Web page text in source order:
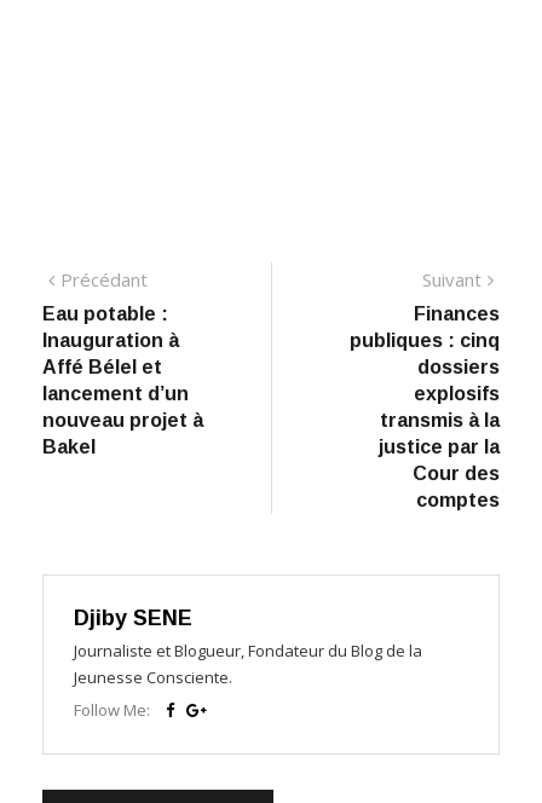
Navigation
de
l’article
PrécédantPrécédant:
Eau potable :
Inauguration à
Affé Bélel et
lancement d’un
nouveau projet à
Bakel
Suivant
Finances
publiques : cinq
dossiers
explosifs
transmis à la
justice par la
Cour des
comptes
Djiby SENE
Journaliste et Blogueur, Fondateur du Blog de la
Jeunesse Consciente.
Follow Me: